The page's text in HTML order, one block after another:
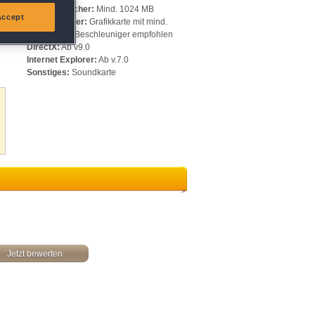
Arbeitsspeicher: Mind. 1024 MB
Videospeicher: Grafikkarte mit mind.
512 MB, 3D-Beschleuniger empfohlen
DirectX:Ab v9.0
Internet Explorer: Ab v.7.0
Sonstiges: Soundkarte
Jetzt bewerten